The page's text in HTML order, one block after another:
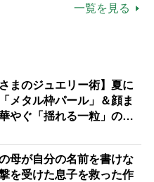
術
ビス
一覧を見る
さまのジュエリー術】夏に
メタル枠パール」＆顔ま
やぐ「揺れる一粒」の使
母が自分の名前を書けな
を受けた息子を救った作